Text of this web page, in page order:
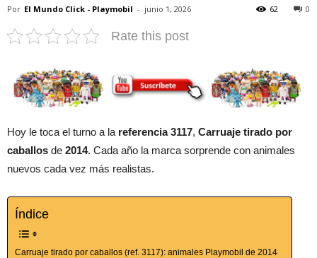
Por El Mundo Click - Playmobil - junio 1, 2026 0
62
Rate this post
Hoy le toca el turno a la referencia 3117, Carruaje tirado por
caballos de 2014. Cada año la marca sorprende con animales
nuevos cada vez más realistas.
Índice
Carruaje tirado por caballos (ref. 3117): animales Playmobil de 2014